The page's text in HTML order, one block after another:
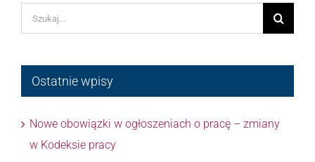
Szukaj
Ostatnie wpisy
Nowe obowiązki w ogłoszeniach o pracę – zmiany
w Kodeksie pracy